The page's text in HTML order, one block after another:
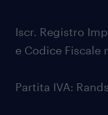
Iscr. Registro
e Codice Fiscale
Partita IVA: